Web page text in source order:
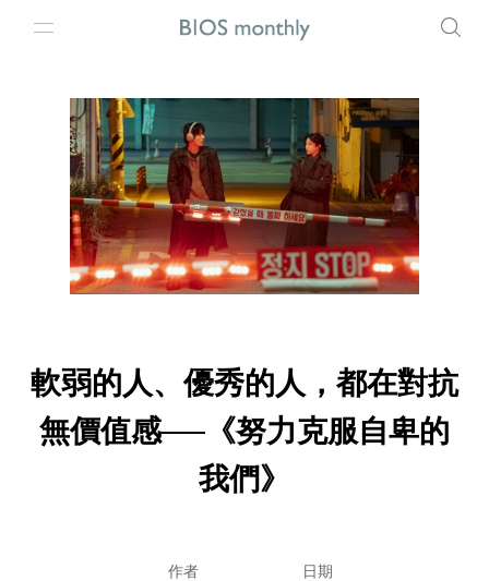
軟弱的人、優秀的人，都在對抗
無價值感──《努力克服自卑的
我們》
作者 日期